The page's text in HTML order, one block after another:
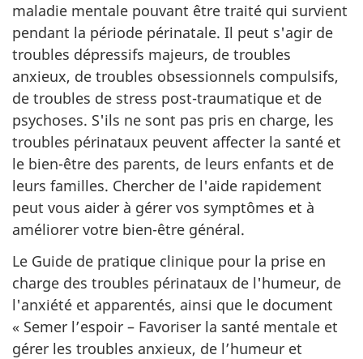
maladie mentale pouvant être traité qui survient
pendant la période périnatale. Il peut s'agir de
troubles dépressifs majeurs, de troubles
anxieux, de troubles obsessionnels compulsifs,
de troubles de stress post-traumatique et de
psychoses. S'ils ne sont pas pris en charge, les
troubles périnataux peuvent affecter la santé et
le bien-être des parents, de leurs enfants et de
leurs familles. Chercher de l'aide rapidement
peut vous aider à gérer vos symptômes et à
améliorer votre bien-être général.
Le Guide de pratique clinique pour la prise en
charge des troubles périnataux de l'humeur, de
l'anxiété et apparentés, ainsi que le document
« Semer l’espoir – Favoriser la santé mentale et
gérer les troubles anxieux, de l’humeur et